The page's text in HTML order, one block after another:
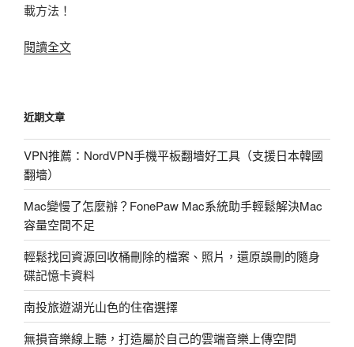
載方法！
閱讀全文〈土
下
載
學
(優
酷
奇
藝
等)〉
近期文章
VPN推薦：NordVPN手機平板翻墻好工具（支援日本韓國
翻墻）
Mac變慢了怎麼辦？FonePaw Mac系統助手輕鬆解決Mac
容量空間不足
輕鬆找回資源回收桶刪除的檔案、照片，還原誤刪的隨身
碟記憶卡資料
南投旅遊湖光山色的住宿選擇
無損音樂線上聽，打造屬於自己的雲端音樂上傳空間